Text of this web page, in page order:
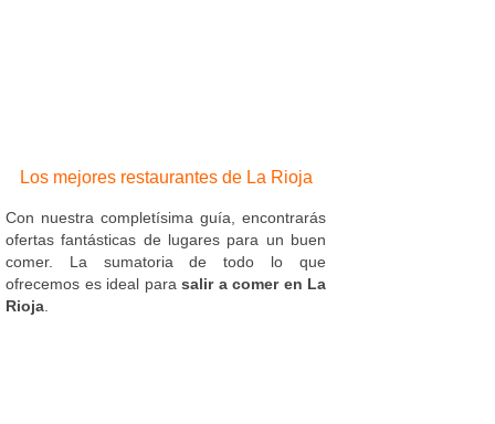
Los mejores restaurantes de La Rioja
Con nuestra completísima guía, encontrarás
ofertas fantásticas de lugares para un buen
comer. La sumatoria de todo lo que
ofrecemos es ideal para salir a comer en La
Rioja